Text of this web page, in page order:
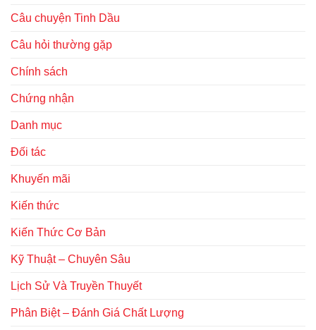
Câu chuyện Tinh Dầu
Câu hỏi thường gặp
Chính sách
Chứng nhận
Danh mục
Đối tác
Khuyến mãi
Kiến thức
Kiến Thức Cơ Bản
Kỹ Thuật – Chuyên Sâu
Lịch Sử Và Truyền Thuyết
Phân Biệt – Đánh Giá Chất Lượng